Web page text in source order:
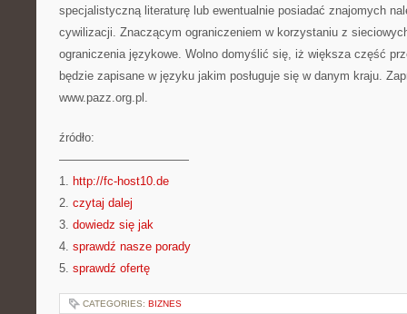
specjalistyczną literaturę lub ewentualnie posiadać znajomych
cywilizacji. Znaczącym ograniczeniem w korzystaniu z
ograniczenia językowe. Wolno domyślić się, iż większa część
będzie zapisane w języku jakim posługuje się w danym kraju.
www.pazz.org.pl.
źródło:
———————————
1. http://fc-host10.de
2. czytaj dalej
3. dowiedz się jak
4. sprawdź nasze porady
5. sprawdź ofertę
CATEGORIES: BIZNES